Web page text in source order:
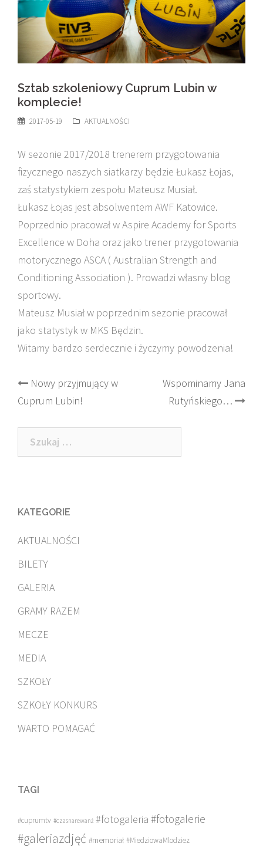
Sztab szkoleniowy Cuprum Lubin w
komplecie!
2017-05-19 AKTUALNOŚCI
W sezonie 2017/2018 trenerem przygotowania
fizycznego naszych siatkarzy będzie Łukasz Łojas,
zaś statystykiem zespołu Mateusz Musiał.
Łukasz Łojas jest absolwentem AWF Katowice.
Poprzednio pracował w Aspire Academy for Sports
Excellence w Doha oraz jako trener przygotowania
motorycznego ASCA ( Australian Strength and
Conditioning Association ). Prowadzi własny blog
sportowy.
Mateusz Musiał w poprzednim sezonie pracował
jako statystyk w MKS Będzin.
Witamy bardzo serdecznie i życzymy powodzenia!
Post
navigation
Nowy przyjmujący w
Cuprum Lubin!
Wspominamy Jana
Rutyńskiego…
Szukaj:
KATEGORIE
AKTUALNOŚCI
BILETY
GALERIA
GRAMY RAZEM
MECZE
MEDIA
SZKOŁY
SZKOŁY KONKURS
WARTO POMAGAĆ
TAGI
#cuprumtv #czasnarewanż #fotogaleria #fotogalerie
#galeriazdjęć #memoriał #MiedziowaMlodziez